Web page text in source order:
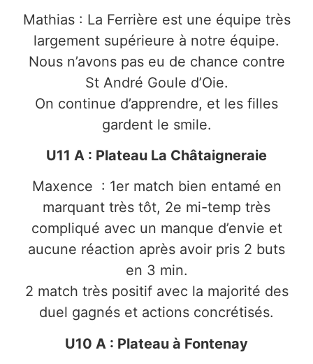
Mathias : La Ferrière est une équipe très
largement supérieure à notre équipe.
Nous n’avons pas eu de chance contre
St André Goule d’Oie.
On continue d’apprendre, et les filles
gardent le smile.
U11 A : Plateau La Châtaigneraie
Maxence : 1er match bien entamé en
marquant très tôt, 2e mi-temp très
compliqué avec un manque d’envie et
aucune réaction après avoir pris 2 buts
en 3 min.
2 match très positif avec la majorité des
duel gagnés et actions concrétisés.
U10 A : Plateau à Fontenay